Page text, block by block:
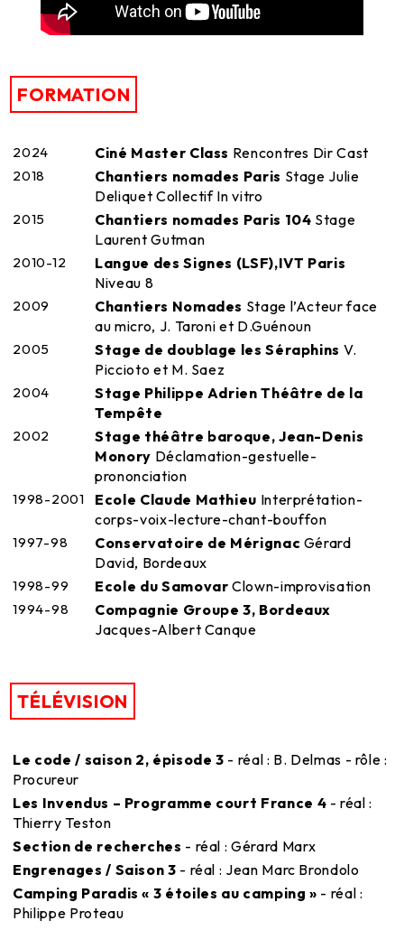
FORMATION
2024 Ciné Master Class Rencontres Dir Cast
2018 Chantiers nomades Paris Stage Julie
Deliquet Collectif In vitro
2015 Chantiers nomades Paris 104 Stage
Laurent Gutman
2010-12
Langue des Signes (LSF),IVT Paris
Niveau 8
2009 Chantiers Nomades Stage l’Acteur face
au micro, J. Taroni et D.Guénoun
2005 Stage de doublage les Séraphins V.
Piccioto et M. Saez
2004
Stage Philippe Adrien Théâtre de la
Tempête
2002
Stage théâtre baroque, Jean-Denis
Monory Déclamation-gestuelle-
prononciation
1998-2001 Ecole Claude Mathieu Interprétation-
corps-voix-lecture-chant-bouffon
1997-98 Conservatoire de Mérignac Gérard
David, Bordeaux
1998-99 Ecole du Samovar Clown-improvisation
1994-98
Compagnie Groupe 3, Bordeaux
Jacques-Albert Canque
TÉLÉVISION
Le code / saison 2, épisode 3 - réal : B. Delmas - rôle :
Procureur
Les Invendus – Programme court France 4 - réal :
Thierry Teston
Section de recherches - réal : Gérard Marx
Engrenages / Saison 3 - réal : Jean Marc Brondolo
Camping Paradis « 3 étoiles au camping » - réal :
Philippe Proteau